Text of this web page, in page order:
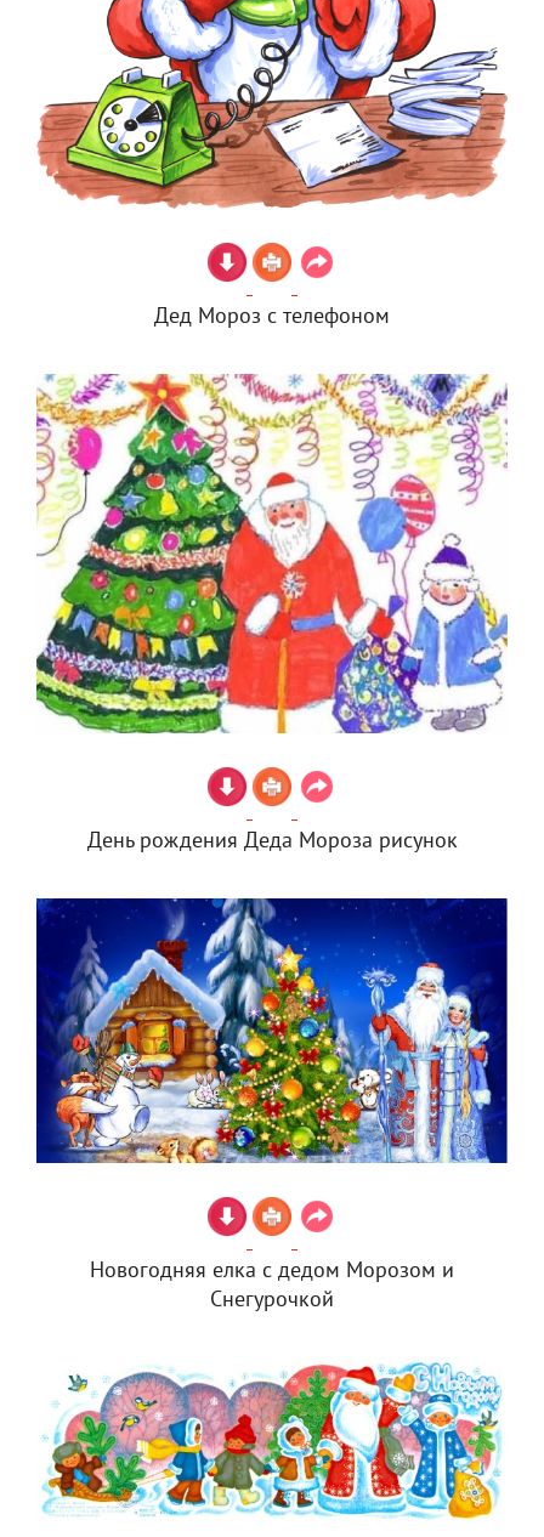
Дед Мороз с телефоном
День рождения Деда Мороза рисунок
Новогодняя елка с дедом Морозом и
Снегурочкой